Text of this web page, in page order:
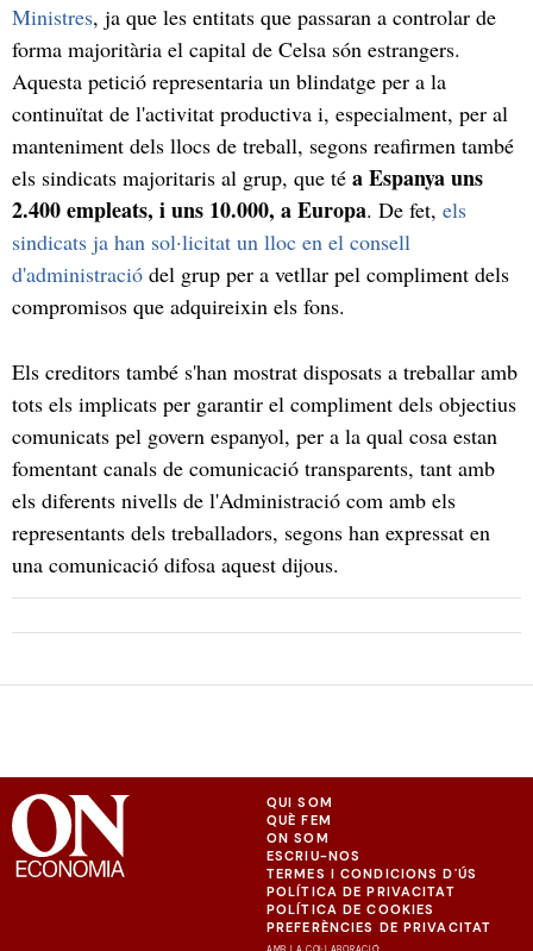
Ministres, ja que les entitats que passaran a controlar de
forma majoritària el capital de Celsa són estrangers.
Aquesta petició representaria un blindatge per a la
continuïtat de l'activitat productiva i, especialment, per al
manteniment dels llocs de treball, segons reafirmen també
els sindicats majoritaris al grup, que té a Espanya uns
2.400 empleats, i uns 10.000, a Europa. De fet, els
sindicats ja han sol·licitat un lloc en el consell
d'administració del grup per a vetllar pel compliment dels
compromisos que adquireixin els fons.
Els creditors també s'han mostrat disposats a treballar amb
tots els implicats per garantir el compliment dels objectius
comunicats pel govern espanyol, per a la qual cosa estan
fomentant canals de comunicació transparents, tant amb
els diferents nivells de l'Administració com amb els
representants dels treballadors, segons han expressat en
una comunicació difosa aquest dijous.
QUI SOM
QUÈ FEM
ON SOM
ESCRIU-NOS
TERMES I CONDICIONS D'ÚS
POLÍTICA DE PRIVACITAT
POLÍTICA DE COOKIES
PREFERÈNCIES DE PRIVACITAT
AMB LA COL·LABORACIÓ: